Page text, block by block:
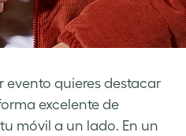
evento quieres destacar
excelente de
móvil a un lado. En un